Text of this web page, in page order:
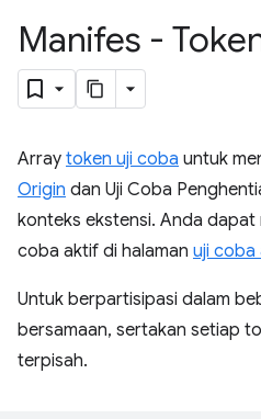
Manifes -
Array token uji coba untuk
Origin dan Uji Coba
konteks ekstensi. Anda
coba aktif di halaman uji coba
Untuk berpartisipasi dalam
bersamaan, sertakan setiap
terpisah.